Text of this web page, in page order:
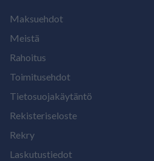
Maksuehdot
Meistä
Rahoitus
Toimitusehdot
Tietosuojakäytäntö
Rekisteriseloste
Rekry
Laskutustiedot